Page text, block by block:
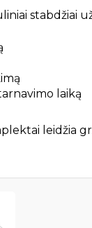
stabdžiai
laiką
leidžia